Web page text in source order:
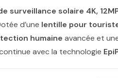
surveillance solaire 4K,
d’une lentille pour
humaine avancée et
avec la technologie